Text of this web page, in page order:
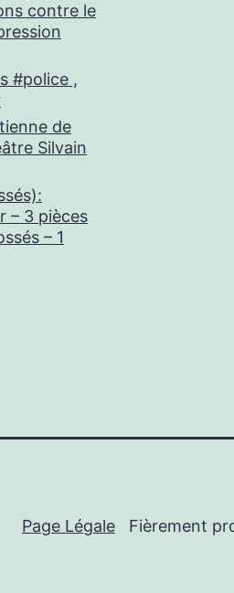
contre le
#police ,
de
Silvain
– 3 pièces
– 1
Page Légale Fièrement